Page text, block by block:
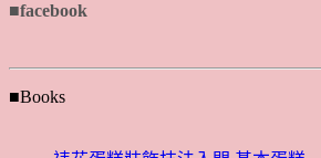
■facebook
■Books